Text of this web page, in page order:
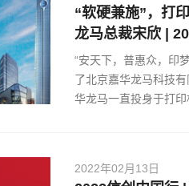
“软硬兼施”，打
龙马总裁宋欣 |
“安天下，普惠众，印
了北京嘉华龙马科技
华龙马一直投身于打
2022年02月13日